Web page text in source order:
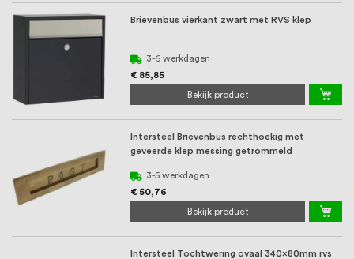
Brievenbus vierkant zwart met RVS klep
3-6 werkdagen
€ 85,85
Bekijk product
Intersteel Brievenbus rechthoekig met
geveerde klep messing getrommeld
3-5 werkdagen
€ 50,76
Bekijk product
Intersteel Tochtwering ovaal 340x80mm rvs